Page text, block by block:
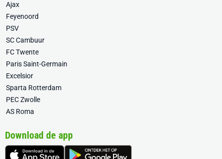
Ajax
Feyenoord
PSV
SC Cambuur
FC Twente
Paris Saint-Germain
Excelsior
Sparta Rotterdam
PEC Zwolle
AS Roma
Download de app